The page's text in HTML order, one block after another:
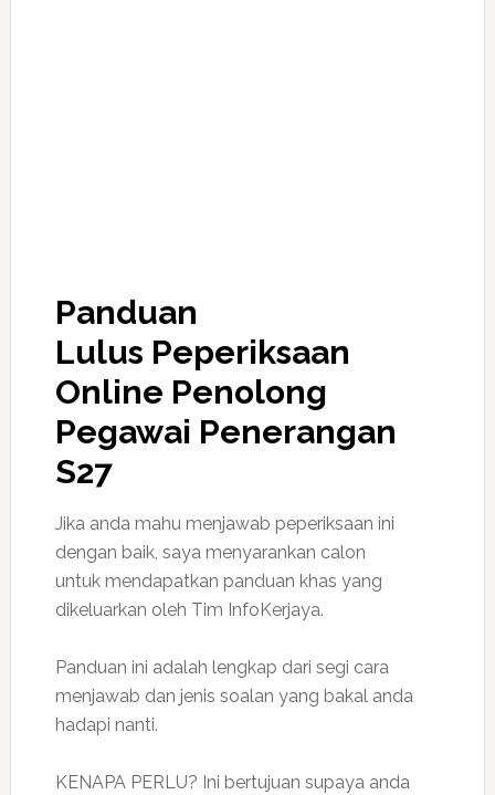
Panduan
Lulus Peperiksaan
Online Penolong
Pegawai Penerangan
S27
Jika anda mahu menjawab peperiksaan ini
dengan baik, saya menyarankan calon
untuk mendapatkan panduan khas yang
dikeluarkan oleh Tim InfoKerjaya.
Panduan ini adalah lengkap dari segi cara
menjawab dan jenis soalan yang bakal anda
hadapi nanti.
KENAPA PERLU? Ini bertujuan supaya anda